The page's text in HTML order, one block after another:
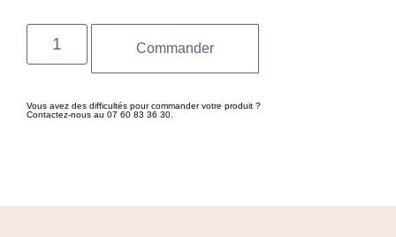
Commander
Vous avez des difficultés pour commander votre produit ?
Contactez-nous au 07 60 83 36 30.